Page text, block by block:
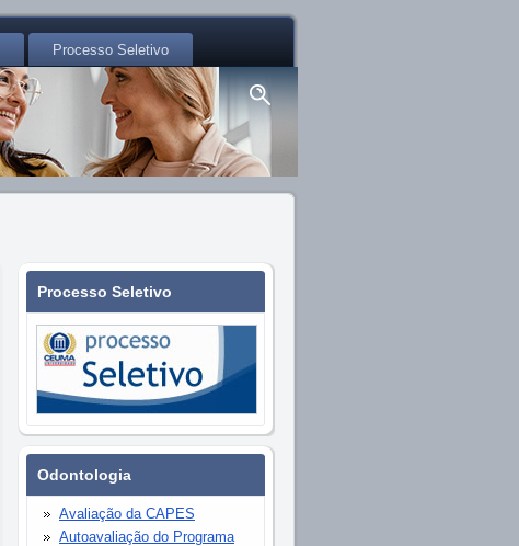
Processo Seletivo
Processo Seletivo
Odontologia
Avaliação da CAPES
Autoavaliação do Programa